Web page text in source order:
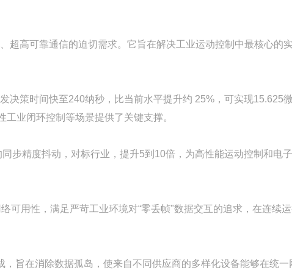
超高可靠通信的迫切需求。它旨在解决工业运动控制中最核心的
决策时间快至240纳秒，比当前水平提升约 25%，可实现15.625
业闭环控制等场景提供了关键支撑。
步精度抖动，对标行业，提升5到10倍，为高性能运动控制和电
可用性，满足严苛工业环境对“零丢帧"数据交互的追求，在连续
旨在消除数据孤岛，使来自不同供应商的多样化设备能够在统一